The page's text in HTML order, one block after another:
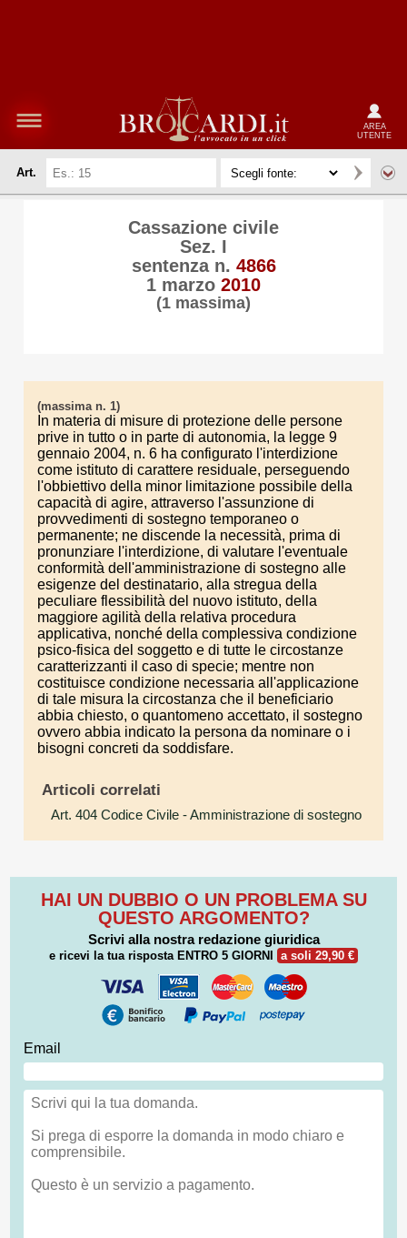
AREA
UTENTE
Art.
Cassazione civile
Sez. I
sentenza n. 4866
1 marzo 2010
(1 massima)
(massima n. 1)
In materia di misure di protezione delle persone
prive in tutto o in parte di autonomia, la legge 9
gennaio 2004, n. 6 ha configurato l'interdizione
come istituto di carattere residuale, perseguendo
l'obbiettivo della minor limitazione possibile della
capacità di agire, attraverso l'assunzione di
provvedimenti di sostegno temporaneo o
permanente; ne discende la necessità, prima di
pronunziare l'interdizione, di valutare l'eventuale
conformità dell'amministrazione di sostegno alle
esigenze del destinatario, alla stregua della
peculiare flessibilità del nuovo istituto, della
maggiore agilità della relativa procedura
applicativa, nonché della complessiva condizione
psico-fisica del soggetto e di tutte le circostanze
caratterizzanti il caso di specie; mentre non
costituisce condizione necessaria all'applicazione
di tale misura la circostanza che il beneficiario
abbia chiesto, o quantomeno accettato, il sostegno
ovvero abbia indicato la persona da nominare o i
bisogni concreti da soddisfare.
Articoli correlati
Art. 404 Codice Civile - Amministrazione di sostegno
HAI UN DUBBIO O UN PROBLEMA SU
QUESTO ARGOMENTO?
Scrivi alla nostra redazione giuridica
e ricevi la tua risposta ENTRO 5 GIORNI a soli 29,90 €
Email